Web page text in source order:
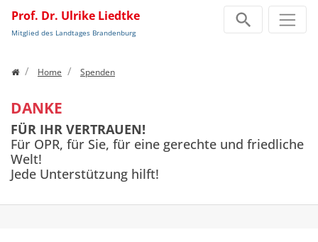
Zum Inhalt springen
Prof. Dr. Ulrike Liedtke
Mitglied des Landtages Brandenburg
Home Spenden
DANKE
FÜR IHR VERTRAUEN!
Für OPR, für Sie, für eine gerechte und friedliche
Welt!
Jede Unterstützung hilft!